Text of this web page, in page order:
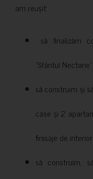
am reușit:
să finalizăm
”Sfântul
să construim și
case și 2
finisaje de
să construim,